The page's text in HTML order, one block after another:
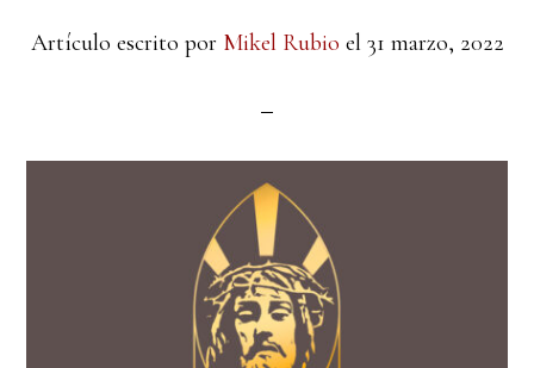
Artículo escrito por Mikel Rubio el 31 marzo, 2022